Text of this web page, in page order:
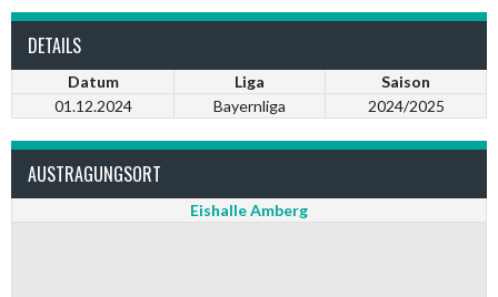
DETAILS
Datum Liga
Saison
01.12.2024
Bayernliga 2024/2025
AUSTRAGUNGSORT
Eishalle Amberg